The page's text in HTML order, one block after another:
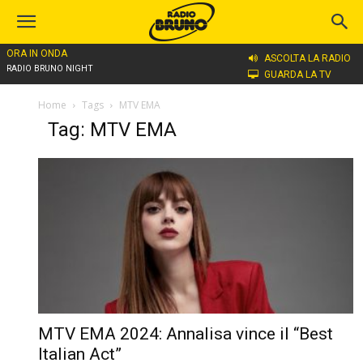
ORA IN ONDA
RADIO BRUNO NIGHT
ASCOLTA LA RADIO
GUARDA LA TV
Home Tags MTV EMA
Tag: MTV EMA
MTV EMA 2024: Annalisa vince il “Best
Italian Act”